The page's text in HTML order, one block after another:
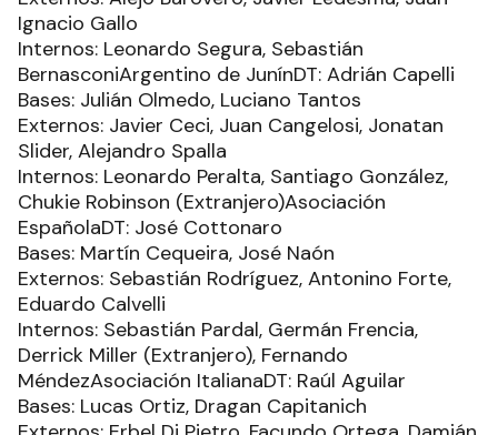
Ignacio Gallo
Internos: Leonardo Segura, Sebastián
BernasconiArgentino de JunínDT: Adrián Capelli
Bases: Julián Olmedo, Luciano Tantos
Externos: Javier Ceci, Juan Cangelosi, Jonatan
Slider, Alejandro Spalla
Internos: Leonardo Peralta, Santiago González,
Chukie Robinson (Extranjero)Asociación
EspañolaDT: José Cottonaro
Bases: Martín Cequeira, José Naón
Externos: Sebastián Rodríguez, Antonino Forte,
Eduardo Calvelli
Internos: Sebastián Pardal, Germán Frencia,
Derrick Miller (Extranjero), Fernando
MéndezAsociación ItalianaDT: Raúl Aguilar
Bases: Lucas Ortiz, Dragan Capitanich